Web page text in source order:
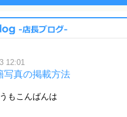
12:01
写真の掲載方法
もこんばんは